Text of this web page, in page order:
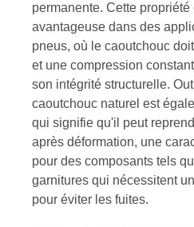
permanente. Cette
avantageuse dans des
pneus, où le caoutchouc
et une compression
son intégrité structurelle.
caoutchouc naturel est
qui signifie qu'il peut
après déformation, une
pour des composants tels
garnitures qui nécessitent
pour éviter les fuites.